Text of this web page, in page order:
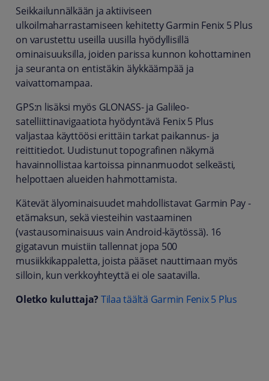
Seikkailunnälkään ja aktiiviseen
ulkoilmaharrastamiseen kehitetty Garmin Fenix 5 Plus
on varustettu useilla uusilla hyödyllisillä
ominaisuuksilla, joiden parissa kunnon kohottaminen
ja seuranta on entistäkin älykkäämpää ja
vaivattomampaa.
GPS:n lisäksi myös GLONASS- ja Galileo-
satelliittinavigaatiota hyödyntävä Fenix 5 Plus
valjastaa käyttöösi erittäin tarkat paikannus- ja
reittitiedot. Uudistunut topografinen näkymä
havainnollistaa kartoissa pinnanmuodot selkeästi,
helpottaen alueiden hahmottamista.
Kätevät älyominaisuudet mahdollistavat Garmin Pay -
etämaksun, sekä viesteihin vastaaminen
(vastausominaisuus vain Android-käytössä). 16
gigatavun muistiin tallennat jopa 500
musiikkikappaletta, joista pääset nauttimaan myös
silloin, kun verkkoyhteyttä ei ole saatavilla.
Oletko kuluttaja? Tilaa täältä Garmin Fenix 5 Plus